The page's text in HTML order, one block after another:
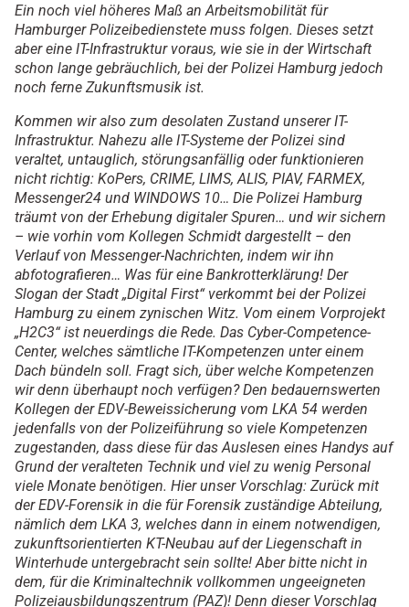
Ein noch viel höheres Maß an Arbeitsmobilität für
Hamburger Polizeibedienstete muss folgen. Dieses setzt
aber eine IT-Infrastruktur voraus, wie sie in der Wirtschaft
schon lange gebräuchlich, bei der Polizei Hamburg jedoch
noch ferne Zukunftsmusik ist.
Kommen wir also zum desolaten Zustand unserer IT-
Infrastruktur. Nahezu alle IT-Systeme der Polizei sind
veraltet, untauglich, störungsanfällig oder funktionieren
nicht richtig: KoPers, CRIME, LIMS, ALIS, PIAV, FARMEX,
Messenger24 und WINDOWS 10… Die Polizei Hamburg
träumt von der Erhebung digitaler Spuren… und wir sichern
– wie vorhin vom Kollegen Schmidt dargestellt – den
Verlauf von Messenger-Nachrichten, indem wir ihn
abfotografieren… Was für eine Bankrotterklärung! Der
Slogan der Stadt „Digital First“ verkommt bei der Polizei
Hamburg zu einem zynischen Witz. Vom einem Vorprojekt
„H2C3“ ist neuerdings die Rede. Das Cyber-Competence-
Center, welches sämtliche IT-Kompetenzen unter einem
Dach bündeln soll. Fragt sich, über welche Kompetenzen
wir denn überhaupt noch verfügen? Den bedauernswerten
Kollegen der EDV-Beweissicherung vom LKA 54 werden
jedenfalls von der Polizeiführung so viele Kompetenzen
zugestanden, dass diese für das Auslesen eines Handys auf
Grund der veralteten Technik und viel zu wenig Personal
viele Monate benötigen. Hier unser Vorschlag: Zurück mit
der EDV-Forensik in die für Forensik zuständige Abteilung,
nämlich dem LKA 3, welches dann in einem notwendigen,
zukunftsorientierten KT-Neubau auf der Liegenschaft in
Winterhude untergebracht sein sollte! Aber bitte nicht in
dem, für die Kriminaltechnik vollkommen ungeeigneten
Polizeiausbildungszentrum (PAZ)! Denn dieser Vorschlag